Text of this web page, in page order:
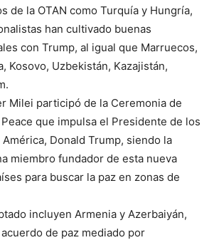
de la OTAN como Turquía y Hungría,
han cultivado buenas
con Trump, al igual que Marruecos,
Kosovo, Uzbekistán, Kazajistán,
Milei participó de la Ceremonia de
que impulsa el Presidente de los
Donald Trump, siendo la
miembro fundador de esta nueva
para buscar la paz en zonas de
incluyen Armenia y Azerbaiyán,
de paz mediado por